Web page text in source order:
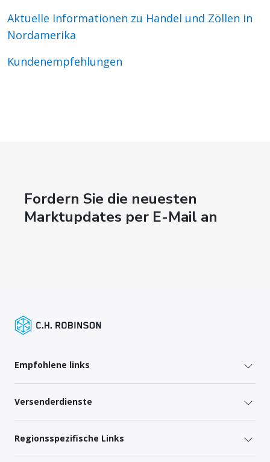
Aktuelle Informationen zu Handel und Zöllen in
Nordamerika
Kundenempfehlungen
Fordern Sie die neuesten
Marktupdates per E-Mail an
Empfohlene links
Versenderdienste
Regionsspezifische Links